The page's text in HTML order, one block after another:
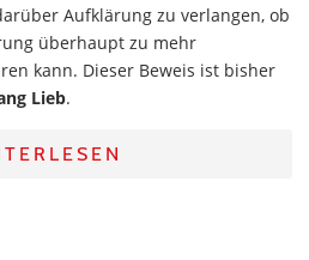
Aufklärung zu verlangen, ob
überhaupt zu mehr
kann. Dieser Beweis ist bisher
Lieb.